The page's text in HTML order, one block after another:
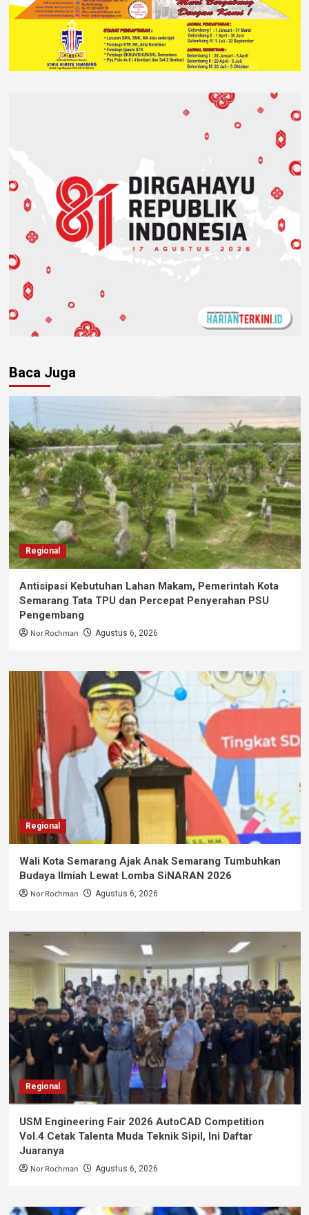
Baca Juga
Regional
Antisipasi Kebutuhan Lahan Makam, Pemerintah Kota
Semarang Tata TPU dan Percepat Penyerahan PSU
Pengembang
Nor Rochman Agustus 6, 2026
Regional
Wali Kota Semarang Ajak Anak Semarang Tumbuhkan
Budaya Ilmiah Lewat Lomba SiNARAN 2026
Nor Rochman Agustus 6, 2026
Regional
USM Engineering Fair 2026 AutoCAD Competition
Vol.4 Cetak Talenta Muda Teknik Sipil, Ini Daftar
Juaranya
Nor Rochman Agustus 6, 2026